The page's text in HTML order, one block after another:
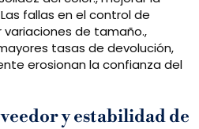
fallas en el control de
de tamaño.,
tasas de devolución,
erosionan la confianza del
y estabilidad de